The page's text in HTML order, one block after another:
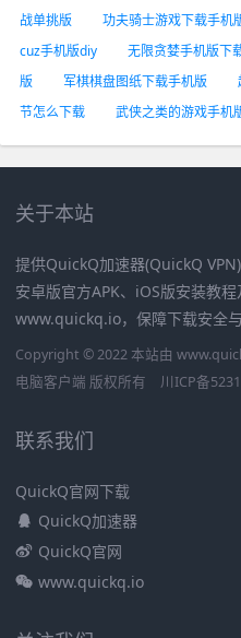
战单挑版
功夫骑士游戏下载手机
cuz手机版diy
无限贪婪手机版下
版
军棋棋盘图纸下载手机版
节怎么下载
武侠之类的游戏手机
关于本站
提供QuickQ加速器(QuickQ
安卓版官方APK、iOS版安装教
www.quickq.io，保障下载安全与
Copyright © 2022 本站由
电脑客户端 版权所有
川ICP备
联系我们
QuickQ官网下载
QuickQ加速器
QuickQ官网
www.quickq.io